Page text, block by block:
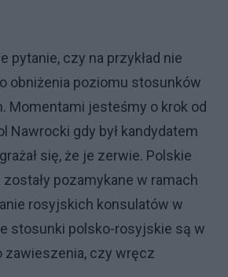
pytanie, czy na przykład nie
obniżenia poziomu stosunków
Momentami jesteśmy o krok od
Nawrocki gdy był kandydatem
się, że je zerwie. Polskie
pozamykane w ramach
rosyjskich konsulatów w
stosunki polsko-rosyjskie są w
zawieszenia, czy wręcz